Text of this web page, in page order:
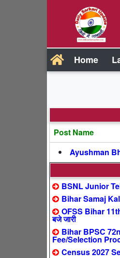
Home
Post Name
Ayushman
BSNL Junior
Bihar Samaj
OFSS Bihar
बजे जारी
Bihar BPSC
Fee/Selection
Census 2027